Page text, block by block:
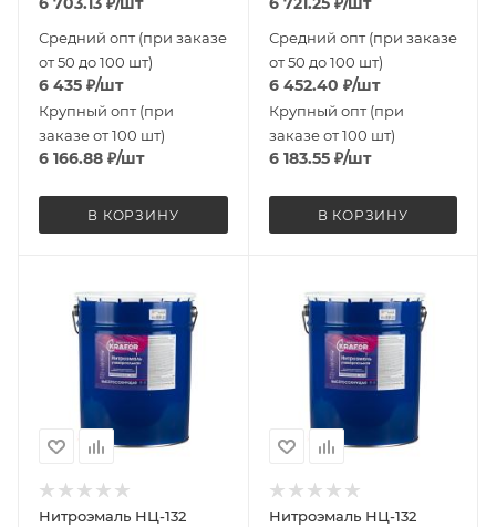
Средний опт (при заказе
от 50 до 100 шт)
6 435 ₽/шт
Крупный опт (при
заказе от 100 шт)
6 166.88 ₽/шт
В КОРЗИНУ
Средний опт (при заказе
от 50 до 100 шт)
6 452.40 ₽/шт
Крупный опт (при
заказе от 100 шт)
6 183.55₽/шт
В КОРЗИНУ
Нитроэмаль НЦ-132
Нитроэмаль НЦ-132